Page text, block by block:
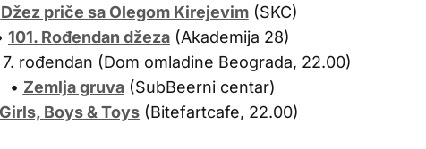
Džez priče sa Olegom Kirejevim(SKC)
101. Rođendan džeza (Akademija 28)
7. rođendan (Dom omladine Beograda, 22.00)
• Zemlja gruva(SubBeerni centar)
Girls, Boys & Toys (Bitefartcafe, 22.00)